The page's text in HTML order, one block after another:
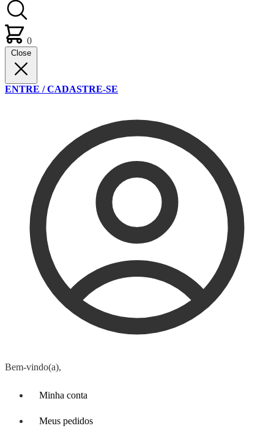
0
Close
ENTRE / CADASTRE-SE
Bem-vindo(a),
Minha conta
Meus pedidos